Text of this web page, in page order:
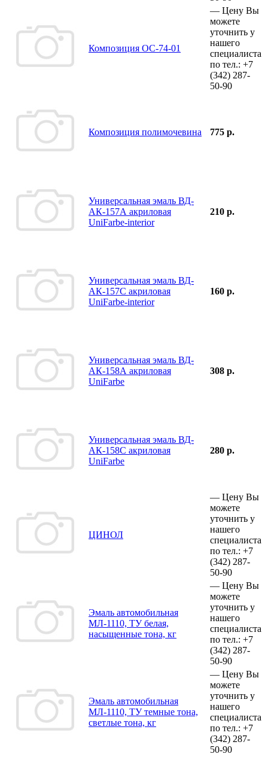
Композиция ОС-74-01
— Цену Вы
можете
уточнить у
нашего
специалиста
по тел.: +7
(342) 287-
50-90
Композиция полимочевина 775 р.
Универсальная эмаль ВД-
АК-157А акриловая
UniFarbe-interior
210 р.
Универсальная эмаль ВД-
АК-157С акриловая
UniFarbe-interior
160 р.
Универсальная эмаль ВД-
АК-158А акриловая
UniFarbe
308 р.
Универсальная эмаль ВД-
АК-158С акриловая
UniFarbe
280 р.
ЦИНОЛ
— Цену Вы
можете
уточнить у
нашего
специалиста
по тел.: +7
(342) 287-
50-90
Эмаль автомобильная
МЛ-1110, ТУ белая,
насыщенные тона, кг
— Цену Вы
можете
уточнить у
нашего
специалиста
по тел.: +7
(342) 287-
50-90
Эмаль автомобильная
МЛ-1110, ТУ темные тона,
светлые тона, кг
— Цену Вы
можете
уточнить у
нашего
специалиста
по тел.: +7
(342) 287-
50-90